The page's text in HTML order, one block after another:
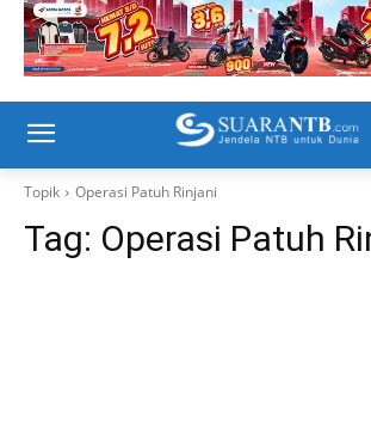
Topik Operasi Patuh Rinjani
Tag: Operasi Patuh